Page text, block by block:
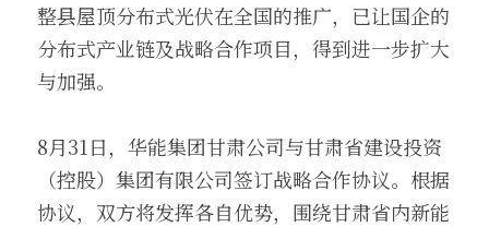
整县屋顶分布式光伏在全国的推广，已让国企的
分布式产业链及战略合作项目，得到进一步扩大
与加强。
8月31日，华能集团甘肃公司与甘肃省建设投资
（控股）集团有限公司签订战略合作协议。根据
协议，双方将发挥各自优势，围绕甘肃省内新能